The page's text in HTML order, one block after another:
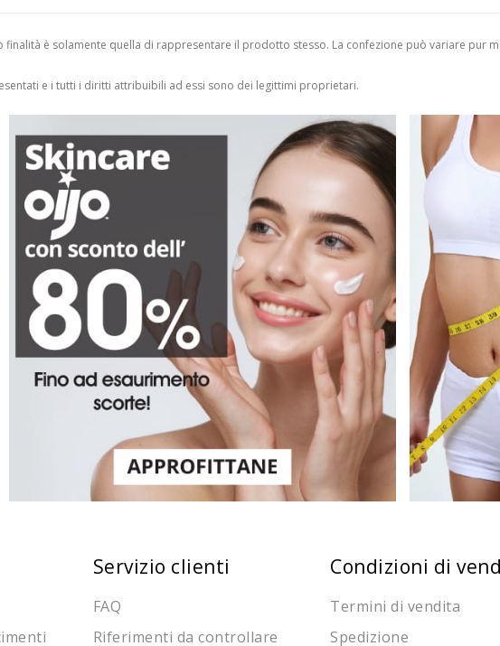
è solamente quella di rappresentare il prodotto stesso. La confezione può variare pur
e i tutti i diritti attribuibili ad essi sono dei legittimi proprietari.
Servizio clienti
FAQ
Riferimenti da controllare
Condizioni di
Termini di vendita
Spedizione